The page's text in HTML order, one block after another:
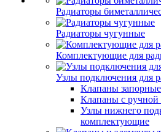
Радиаторы
Радиаторы чугунные
Комплектующие для
Узлы подключения для
Клапаны запорные
Клапаны с ручной
Узлы нижнего
комплектующие